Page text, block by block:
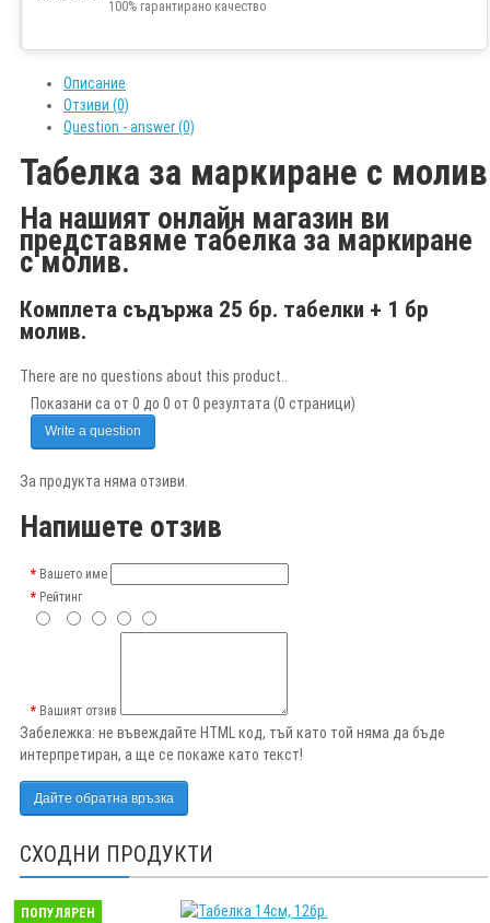
100% гарантирано качество
Описание
Отзиви (0)
Question - answer (0)
Табелка за маркиране с молив
На нашият онлайн магазин ви
представяме табелка за маркиране
с молив.
Комплета съдържа 25 бр. табелки + 1 бр
молив.
There are no questions about this product..
Показани са от 0 до 0 от 0 резултата (0 страници)
Write a question
За продукта няма отзиви.
Напишете отзив
Вашето име
Рейтинг
Вашият отзив
Забележка: не въвеждайте HTML код, тъй като той няма да бъде
интерпретиран, а ще се покаже като текст!
Дайте обратна връзка
СХОДНИ ПРОДУКТИ
ПОПУЛЯРЕН